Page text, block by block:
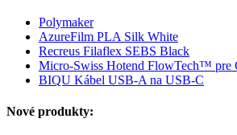
Polymaker
AzureFilm PLA Silk White
Recreus Filaflex SEBS Black
Micro-Swiss Hotend FlowTech™ pre
BIQU Kábel USB-A na USB-C
Nové produkty: